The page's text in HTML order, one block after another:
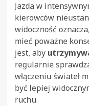
Jazda w
kierowców
widoczność
mieć poważne
jest, aby
regularnie
włączeniu świateł
być lepiej
ruchu.